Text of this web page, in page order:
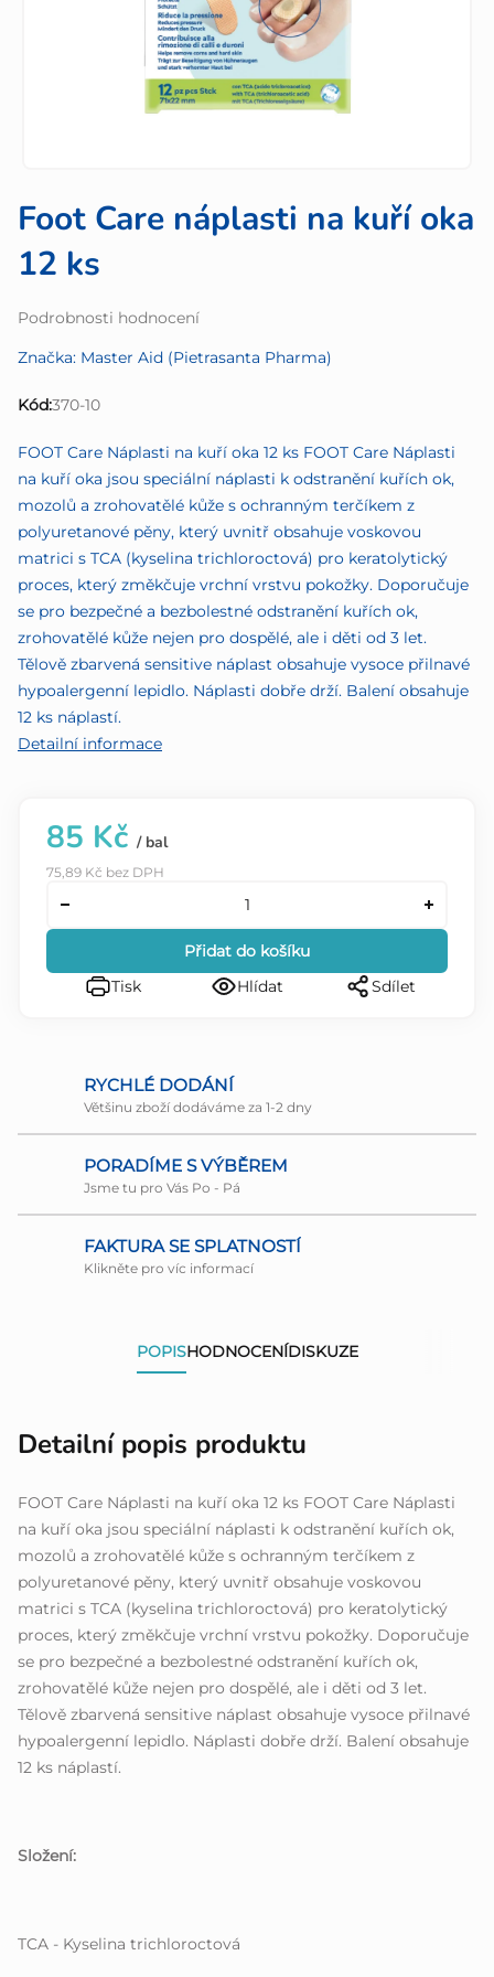
Foot Care náplasti na kuří oka
12 ks
Průměrné
produktu
0,0
hvězdiček.
Podrobnosti hodnocení
Značka: Master Aid (Pietrasanta Pharma)
Kód:370-10
FOOT Care Náplasti na kuří oka 12 ks FOOT Care Náplasti
na kuří oka jsou speciální náplasti k odstranění kuřích ok,
mozolů a zrohovatělé kůže s ochranným terčíkem z
polyuretanové pěny, který uvnitř obsahuje voskovou
matrici s TCA (kyselina trichloroctová) pro keratolytický
proces, který změkčuje vrchní vrstvu pokožky. Doporučuje
se pro bezpečné a bezbolestné odstranění kuřích ok,
zrohovatělé kůže nejen pro dospělé, ale i děti od 3 let.
Tělově zbarvená sensitive náplast obsahuje vysoce přilnavé
hypoalergenní lepidlo. Náplasti dobře drží. Balení obsahuje
12 ks náplastí.
Detailní informace
85 Kč / bal
75,89 Kč bez DPH
Přidat do košíku
Tisk
Hlídat Sdílet
RYCHLÉ DODÁNÍ
Většinu zboží dodáváme za 1-2 dny
PORADÍME S VÝBĚREM
Jsme tu pro Vás Po - Pá
FAKTURA SE SPLATNOSTÍ
Klikněte pro víc informací
POPISHODNOCENÍDISKUZE
Detailní popis produktu
FOOT Care Náplasti na kuří oka 12 ks FOOT Care Náplasti
na kuří oka jsou speciální náplasti k odstranění kuřích ok,
mozolů a zrohovatělé kůže s ochranným terčíkem z
polyuretanové pěny, který uvnitř obsahuje voskovou
matrici s TCA (kyselina trichloroctová) pro keratolytický
proces, který změkčuje vrchní vrstvu pokožky. Doporučuje
se pro bezpečné a bezbolestné odstranění kuřích ok,
zrohovatělé kůže nejen pro dospělé, ale i děti od 3 let.
Tělově zbarvená sensitive náplast obsahuje vysoce přilnavé
hypoalergenní lepidlo. Náplasti dobře drží. Balení obsahuje
12 ks náplastí.
Složení:
TCA - Kyselina trichloroctová